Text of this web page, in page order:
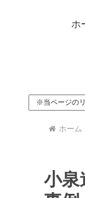
ホ
※当ページの
ホーム
小泉